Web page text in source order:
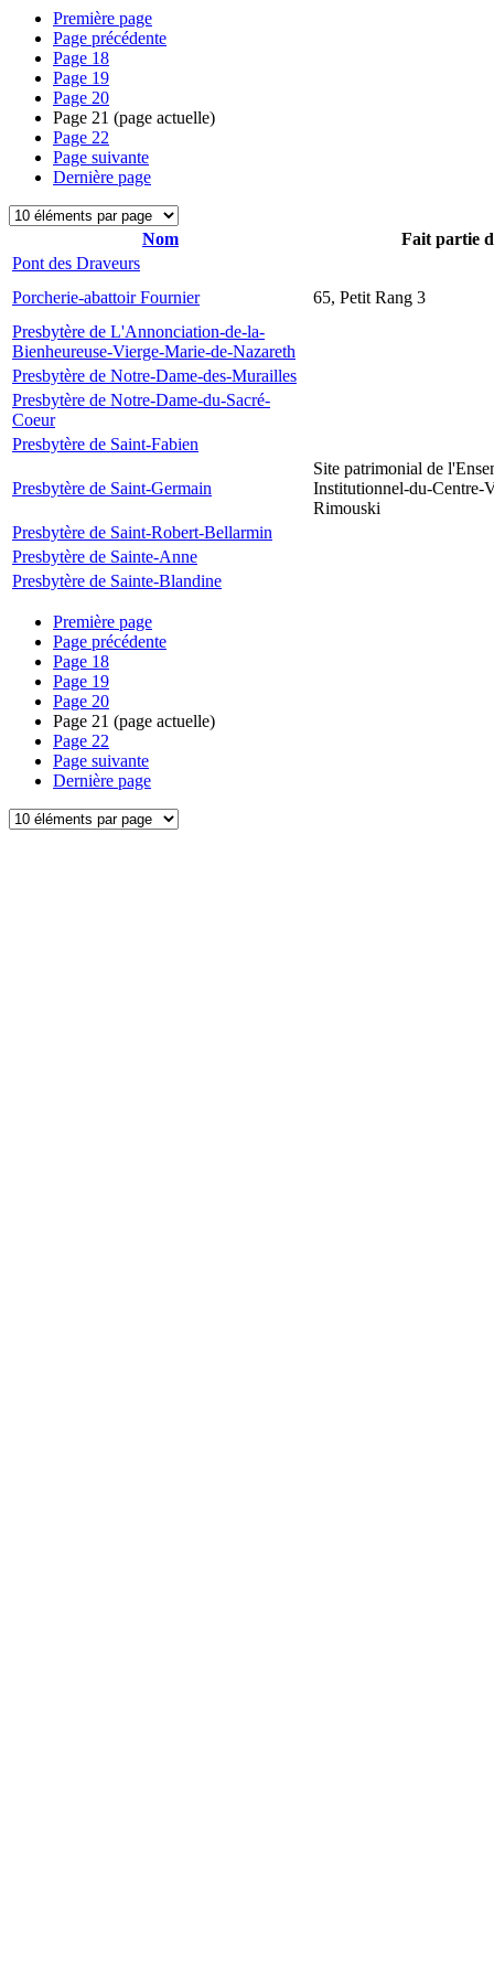
Première page
Page précédente
Page 18
Page 19
Page 20
Page 21 (page actuelle)
Page 22
Page suivante
Dernière page
Nom
Fait partie
Pont des Draveurs
Porcherie-abattoir Fournier
65, Petit Rang 3
Presbytère de L'Annonciation-de-la-
Bienheureuse-Vierge-Marie-de-Nazareth
Presbytère de Notre-Dame-des-Murailles
Presbytère de Notre-Dame-du-Sacré-
Coeur
Presbytère de Saint-Fabien
Presbytère de Saint-Germain
Site patrimonial de
Institutionnel-du-Centre-
Rimouski
Presbytère de Saint-Robert-Bellarmin
Presbytère de Sainte-Anne
Presbytère de Sainte-Blandine
Première page
Page précédente
Page 18
Page 19
Page 20
Page 21 (page actuelle)
Page 22
Page suivante
Dernière page